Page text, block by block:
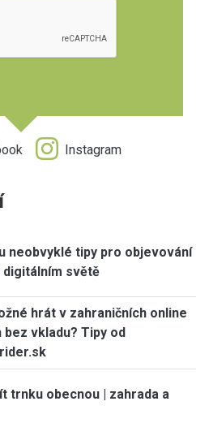
Instagram
neobvyklé tipy pro objevování
digitálním světě
hrát v zahraničních online
bez vkladu? Tipy od
trnku obecnou | zahrada a